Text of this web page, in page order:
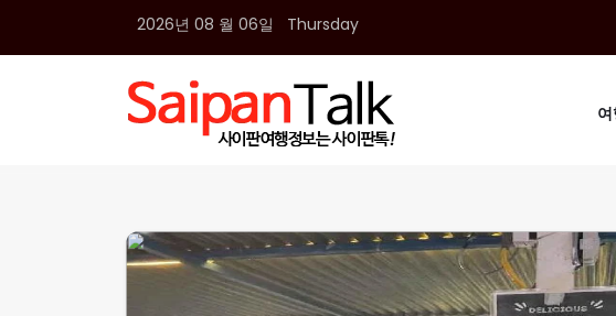
2026년 08 월 06일 Thursday
여행정보
생활정보